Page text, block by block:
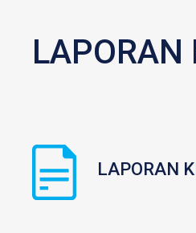
LAPORAN
LAPORAN